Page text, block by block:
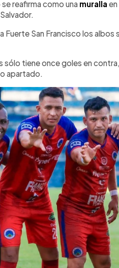
artículo
reafirma como una muralla
Fuerte San Francisco los albos
sólo tiene once goles en
apartado.